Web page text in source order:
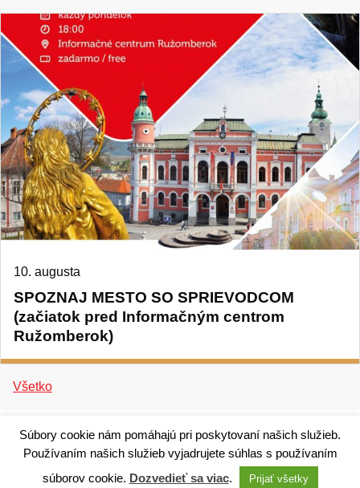
SPOZNAJ MESTO SO SPRIEVODCOM
(začiatok pred Informačným centrom
Ružomberok)
10. augusta
Všetko
Súbory cookie nám pomáhajú pri poskytovaní našich služieb.
Používaním našich služieb vyjadrujete súhlas s používaním
súborov cookie. Dozvedieť sa viac. Prijať všetky